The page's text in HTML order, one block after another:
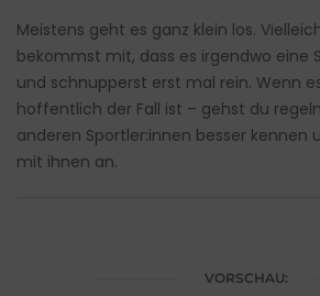
Meistens geht es ganz klein los.
bekommst mit, dass es irgendwo eine
und schnupperst erst mal rein. Wenn
hoffentlich der Fall ist – gehst du
anderen Sportler:innen besser kennen
mit ihnen an.
VORSCHAU: